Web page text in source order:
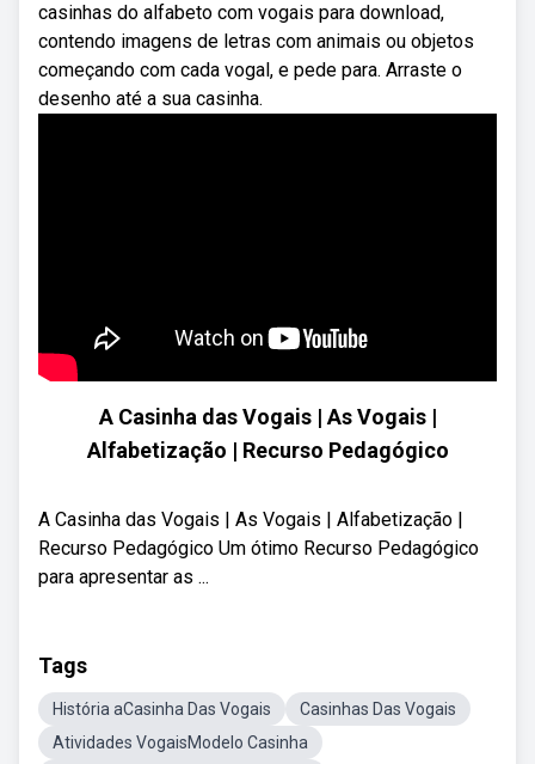
casinhas do alfabeto com vogais para download,
contendo imagens de letras com animais ou objetos
começando com cada vogal, e pede para. Arraste o
desenho até a sua casinha.
A Casinha das Vogais | As Vogais |
Alfabetização | Recurso Pedagógico
A Casinha das Vogais | As Vogais | Alfabetização |
Recurso Pedagógico Um ótimo Recurso Pedagógico
para apresentar as ...
Tags
História aCasinha Das Vogais
Casinhas Das Vogais
Atividades VogaisModelo Casinha